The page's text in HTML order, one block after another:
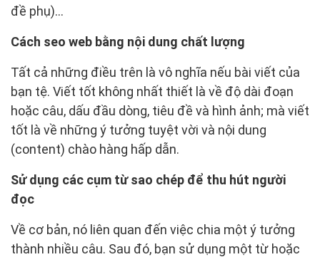
đề phụ)…
Cách seo web bằng nội dung chất lượng
Tất cả những điều trên là vô nghĩa nếu bài viết của
bạn tệ. Viết tốt không nhất thiết là về độ dài đoạn
hoặc câu, dấu đầu dòng, tiêu đề và hình ảnh; mà viết
tốt là về những ý tưởng tuyệt vời và nội dung
(content) chào hàng hấp dẫn.
Sử dụng các cụm từ sao chép để thu hút người
đọc
Về cơ bản, nó liên quan đến việc chia một ý tưởng
thành nhiều câu. Sau đó, bạn sử dụng một từ hoặc